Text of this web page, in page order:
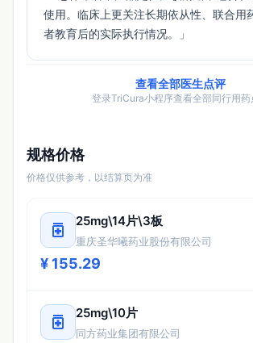
使用。临床上更关注长期依从性、联合用
者教育后的实际执行情况。」
查看全部医生点评
登录TriCura小程序查看全部同行用药
规格价格
价格仅供参考，以结算页为准
medication 25mg\14片\3板
重庆圣华曦药业股份有限公司
¥ 155.29
medication 25mg\10片
同方药业集团有限公司